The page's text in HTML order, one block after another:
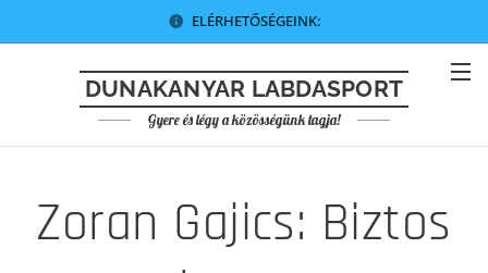
ELÉRHETŐSÉGEINK:
DUNAKANYAR LABDASPORT
Gyere és légy a közösségünk tagja!
Zoran Gajics: Biztos